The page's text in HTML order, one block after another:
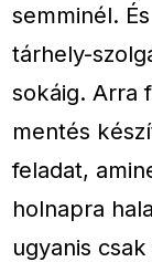
semminél.
tárhely-
sokáig. Arra
mentés
feladat,
holnapra
ugyanis